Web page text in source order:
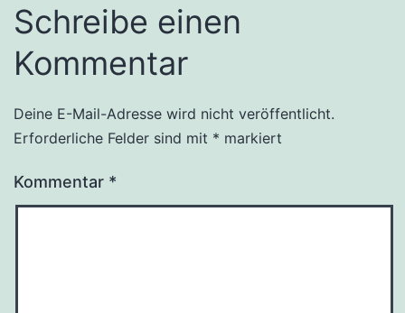
Schreibe einen
Kommentar
Deine E-Mail-Adresse wird nicht veröffentlicht.
Erforderliche Felder sind mit * markiert
Kommentar *